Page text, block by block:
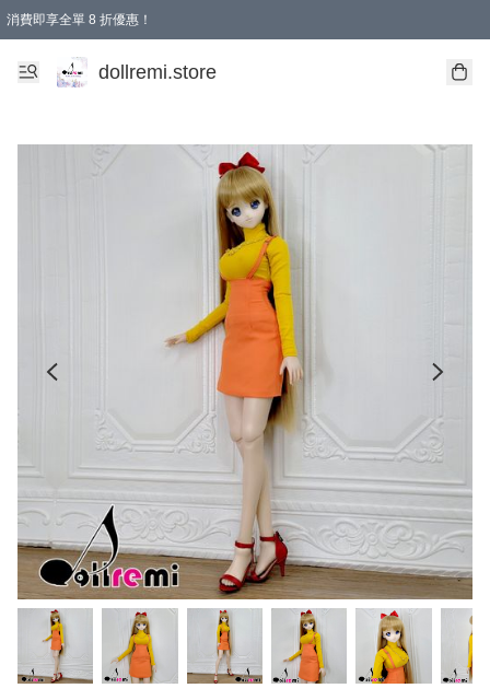
消費即享全單 8 折優惠！
購物滿 HKD 1500.00即享免運費優惠！（適用於 本地送貨、本地取貨、國際送貨 )
dollremi.store